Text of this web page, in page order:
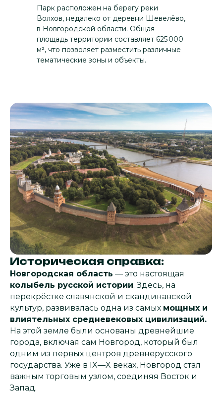
Парк расположен на берегу реки
Волхов, недалеко от деревни Шевелёво,
в Новгородской области. Общая
площадь территории составляет 625 000
м², что позволяет разместить различные
тематические зоны и объекты.
Историческая справка:
Новгородская область — это настоящая
колыбель русской истории. Здесь, на
перекрёстке славянской и скандинавской
культур, развивалась одна из самых мощных и
влиятельных средневековых цивилизаций.
На этой земле были основаны древнейшие
города, включая сам Новгород, который был
одним из первых центров древнерусского
государства. Уже в IX—X веках, Новгород стал
важным торговым узлом, соединяя Восток и
Запад.